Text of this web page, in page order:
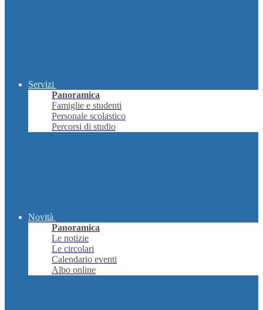
Servizi
Panoramica
Famiglie e studenti
Personale scolastico
Percorsi di studio
Novità
Panoramica
Le notizie
Le circolari
Calendario eventi
Albo online